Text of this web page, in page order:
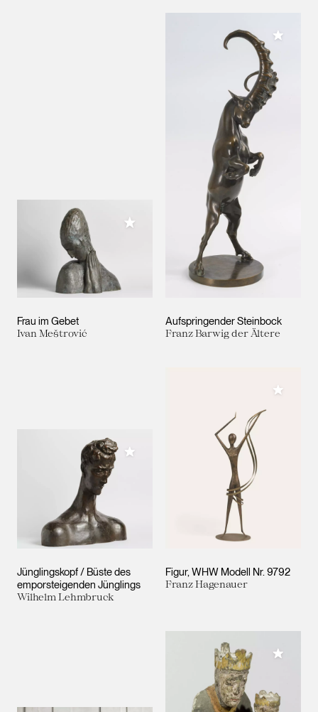
Frau im Gebet
Ivan Meštrović
Meiner Sammlung hinzufügen
Aufspringender Steinbock
Franz Barwig der Ältere
Meiner
Jünglingskopf / Büste des
emporsteigenden Jünglings
Wilhelm Lehmbruck
Meiner Sammlung hinzufügen
Figur, WHW Modell Nr. 9792
Franz Hagenauer
Meiner
Meiner